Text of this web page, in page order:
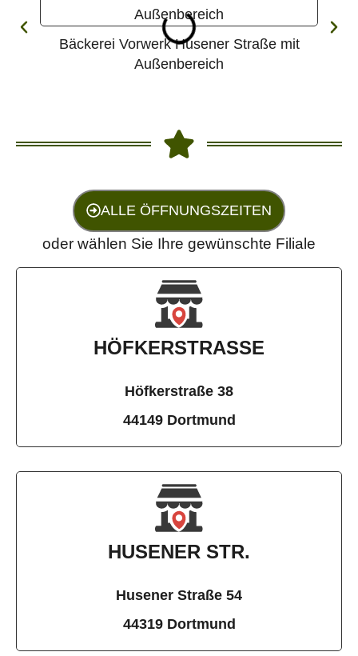
Bäckerei Vorwerk Husener Straße mit
Außenbereich
ALLE ÖFFNUNGSZEITEN
oder wählen Sie Ihre gewünschte Filiale
HÖFKERSTRASSE
Höfkerstraße 38
44149 Dortmund
HUSENER STR.
Husener Straße 54
44319 Dortmund